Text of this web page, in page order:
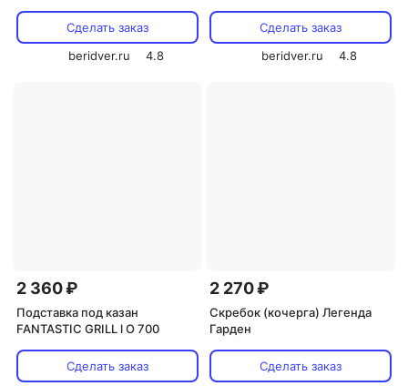
Сделать заказ
beridver.ru
4.8
Сделать заказ
beridver.ru
4.8
2 360 ₽
Подставка под казан
FANTASTIC GRILL l O 700
Сделать заказ
2 270 ₽
Скребок (кочерга) Легенда
Гарден
Сделать заказ